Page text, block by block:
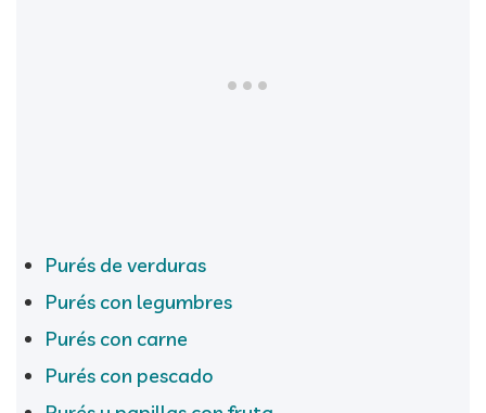
Purés de verduras
Purés con legumbres
Purés con carne
Purés con pescado